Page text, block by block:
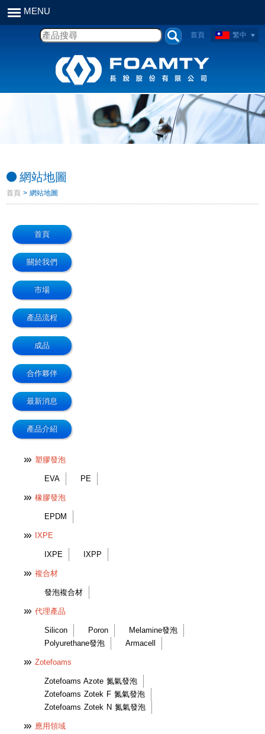
繁中
首頁
網站地圖
首頁 > 網站地圖
首頁
關於我們
市場
產品流程
成品
合作夥伴
最新消息
產品介紹
塑膠發泡
EVA PE
橡膠發泡
EPDM
IXPE
IXPE IXPP
複合材
發泡複合材
代理產品
Silicon Poron
Melamine發泡
Polyurethane發泡
Armacell
Zotefoams
Zotefoams Azote 氮氣發泡
Zotefoams Zotek F 氮氣發泡
Zotefoams Zotek N 氮氣發泡
應用領域